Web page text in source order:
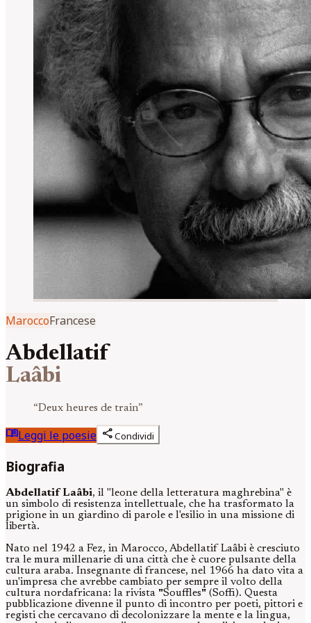
MaroccoFrancese
Abdellatif
Laâbi
“Deux heures de train”
menu_bookLeggi le poesie shareCondividi
Biografia
Abdellatif Laâbi, il "leone della letteratura maghrebina" è
un simbolo di resistenza intellettuale, che ha trasformato la
prigione in un giardino di parole e l'esilio in una missione di
libertà.
Nato nel 1942 a Fez, in Marocco, Abdellatif Laâbi è cresciuto
tra le mura millenarie di una città che è cuore pulsante della
cultura araba. Insegnante di francese, nel 1966 ha dato vita a
un'impresa che avrebbe cambiato per sempre il volto della
cultura nordafricana: la rivista "Souffles" (Soffi). Questa
pubblicazione divenne il punto di incontro per poeti, pittori e
registi che cercavano di decolonizzare la mente e la lingua,